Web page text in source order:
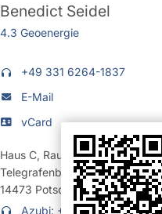
Benedict Seidel
4.3 Geoenergie
+49 331 6264-1837
E-Mail
vCard
Haus C, Raum 226 (Büro)
Telegrafenberg
14473 Potsdam
Azubi: +49 331 6264-1837